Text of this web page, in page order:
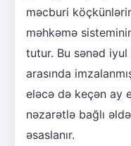
məcburi
məhkəmə
tutur. Bu sənəd
arasında
eləcə də keçən ay
nəzarətlə bağlı
əsaslanır.